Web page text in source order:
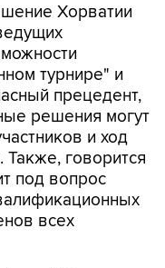
Хорватии
турнире" и
прецедент,
решения могут
и ход
говорится
под вопрос
всех